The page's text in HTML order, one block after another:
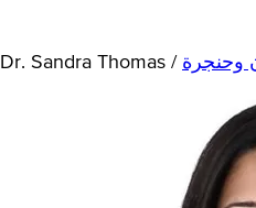
وحنجرة /
Dr. Sandra Thomas